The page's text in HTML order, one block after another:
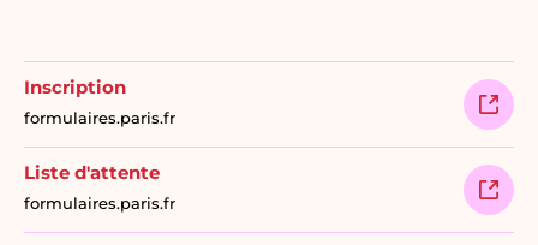
Inscription
formulaires.paris.fr
Liste d'attente
formulaires.paris.fr